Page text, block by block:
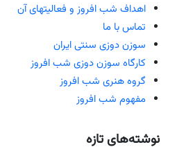
اهداف شب افروز و فعالیتهای آن
تماس با ما
سوزن دوزی سنتی ایران
کارگاه سوزن دوزی شب افروز
گروه هنری شب افروز
مفهوم شب افروز
نوشته‌های تازه